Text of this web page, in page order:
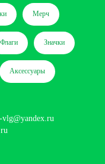
Мерч
Флаги Значки
Аксессуары
vlg@yandex.ru